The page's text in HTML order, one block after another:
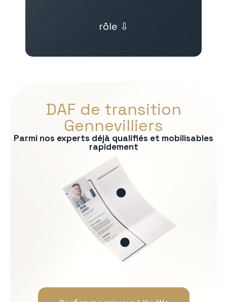
rôle ⇩
DAF de transition
Gennevilliers
Parmi nos experts déjà qualifiés et mobilisables
rapidement
Soft Skills recherchées :
Rigueur et fiabilité
Neutralité et indépendance
Capacité d'analyse et de